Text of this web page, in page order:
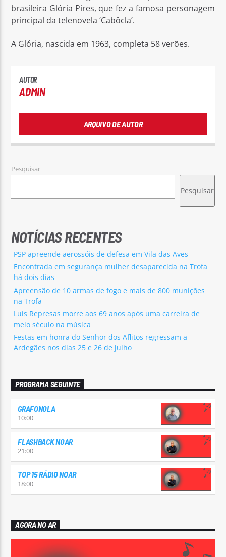
brasileira Glória Pires, que fez a famosa personagem
principal da telenovela ‘Cabôcla’.
A Glória, nascida em 1963, completa 58 verões.
AUTOR
ADMIN
ARQUIVO DE AUTOR
Pesquisar
Pesquisar
NOTÍCIAS RECENTES
PSP apreende aerossóis de defesa em Vila das Aves
Encontrada em segurança mulher desaparecida na Trofa
há dois dias
Apreensão de 10 armas de fogo e mais de 800 munições
na Trofa
Luís Represas morre aos 69 anos após uma carreira de
meio século na música
Festas em honra do Senhor dos Aflitos regressam a
Ardegães nos dias 25 e 26 de julho
PROGRAMA SEGUINTE
GRAFONOLA
10:00
FLASHBACK NOAR
21:00
TOP 15 RÁDIO NOAR
18:00
AGORA NO AR